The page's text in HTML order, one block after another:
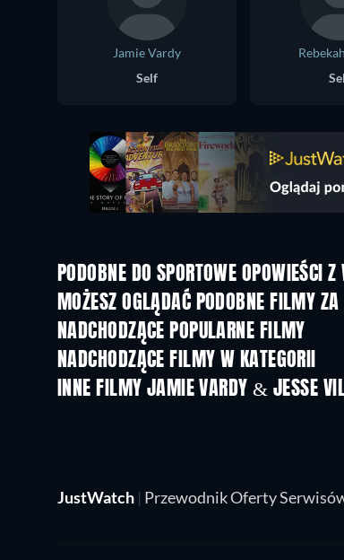
Jamie Vardy
Self
PODOBNE DO SPORTOWE
MOŻESZ OGLĄDAĆ PODOBNE FILMY
NADCHODZĄCE POPULARNE FILMY
NADCHODZĄCE FILMY W KATEGORII
INNE FILMY JAMIE VARDY & JESSE
JustWatch | Przewodnik Oferty